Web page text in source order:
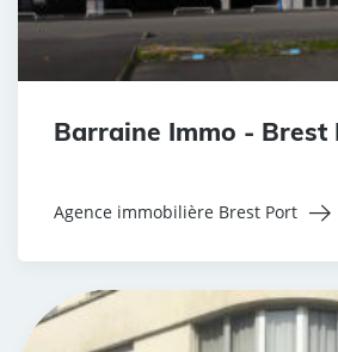
Barraine Immo - Brest
Agence immobilière Brest Port